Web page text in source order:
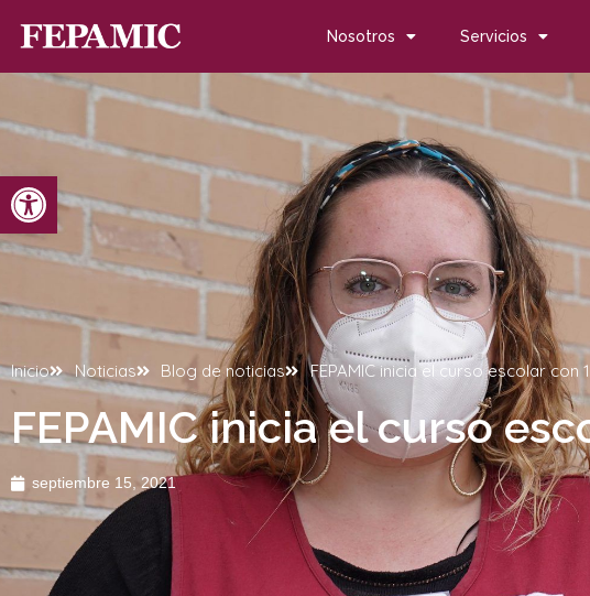
Abrir barra de herramientas
Nosotros Servicios
Inicio Noticias Blog de noticias FEPAMIC inicia el curso escolar con
FEPAMIC inicia el curso
septiembre 15, 2021